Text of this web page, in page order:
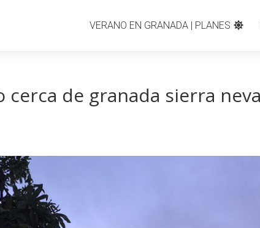
VERANO EN GRANADA | PLANES
de granada sierra